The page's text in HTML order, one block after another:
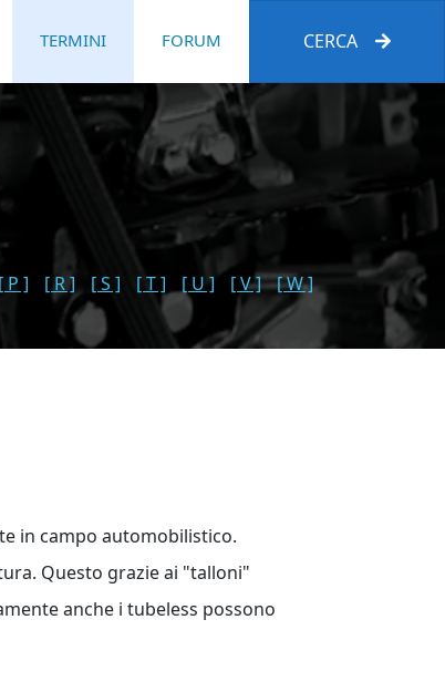
TERMINI FORUM CERCA
[ P ] [ R ] [ S ] [ T ] [ U ] [ V ]
[ W ]
in campo automobilistico.
Questo grazie ai "talloni"
anche i tubeless possono